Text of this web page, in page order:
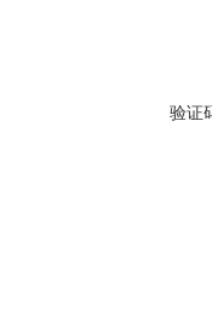
验证